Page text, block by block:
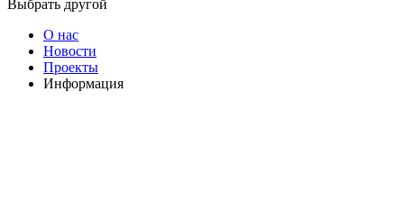
Выбрать другой
О нас
Новости
Проекты
Информация